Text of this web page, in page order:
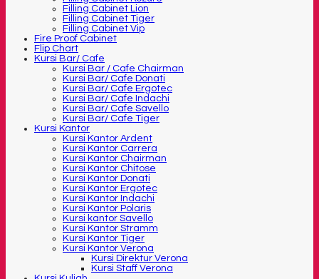
Filling Cabinet Lion
Filling Cabinet Tiger
Filling Cabinet Vip
Fire Proof Cabinet
Flip Chart
Kursi Bar/ Cafe
Kursi Bar / Cafe Chairman
Kursi Bar/ Cafe Donati
Kursi Bar/ Cafe Ergotec
Kursi Bar/ Cafe Indachi
Kursi Bar/ Cafe Savello
Kursi Bar/ Cafe Tiger
Kursi Kantor
Kursi Kantor Ardent
Kursi Kantor Carrera
Kursi Kantor Chairman
Kursi Kantor Chitose
Kursi Kantor Donati
Kursi Kantor Ergotec
Kursi Kantor Indachi
Kursi Kantor Polaris
Kursi kantor Savello
Kursi Kantor Stramm
Kursi Kantor Tiger
Kursi Kantor Verona
Kursi Direktur Verona
Kursi Staff Verona